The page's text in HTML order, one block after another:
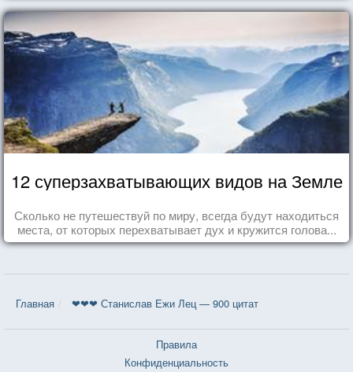
12 суперзахватывающих видов на Земле
Сколько не путешествуй по миру, всегда будут находиться
места, от которых перехватывает дух и кружится голова...
Главная ❤❤❤ Станислав Ежи Лец — 900 цитат
Правила
Конфиденциальность